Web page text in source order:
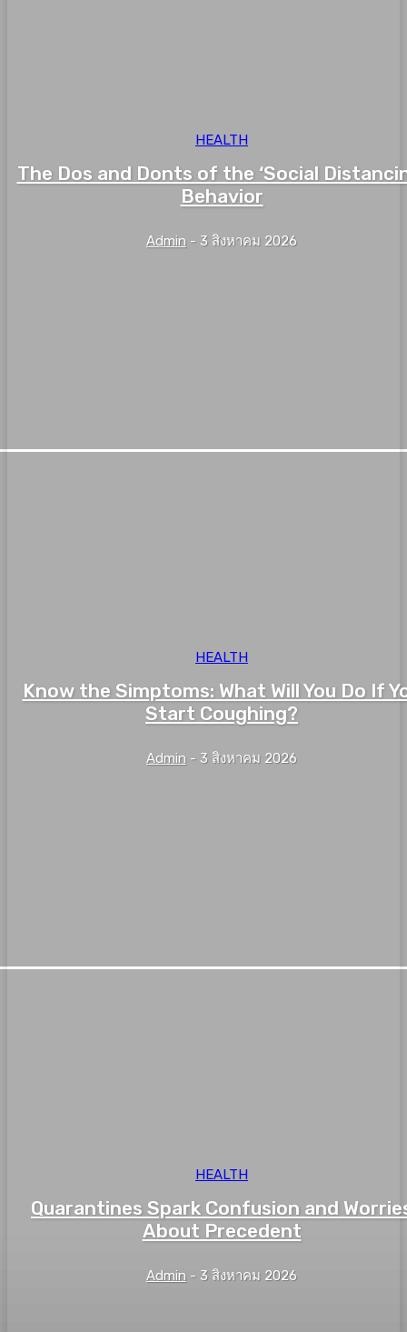
HEALTH
The Dos and Donts of the ‘Social
Behavior
Admin - 3 สิงหาคม 2026
HEALTH
Know the Simptoms: What Will You Do If
Start Coughing?
Admin - 3 สิงหาคม 2026
HEALTH
Quarantines Spark Confusion and
About Precedent
Admin - 3 สิงหาคม 2026